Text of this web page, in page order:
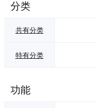
分类
共有分类
特有分类
功能